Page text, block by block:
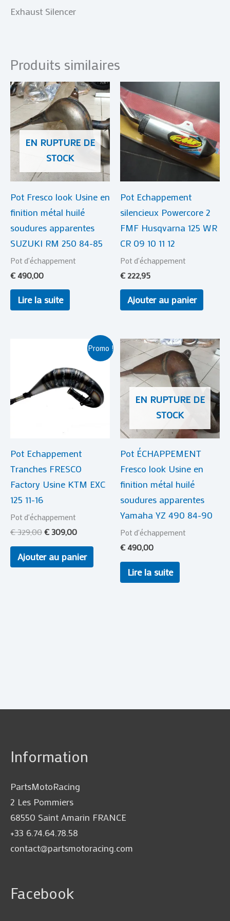
Exhaust Silencer
Produits similaires
EN RUPTURE DE
STOCK
Pot Fresco look Usine en
finition métal huilé
soudures apparentes
SUZUKI RM 250 84-85
Pot d'échappement
€490,00
Lire la suite
Pot Echappement
silencieux Powercore 2
FMF Husqvarna 125 WR
CR 09 10 11 12
Pot d'échappement
€ 222,95
Ajouter au panier
Promo !
Pot Echappement
Tranches FRESCO
Factory Usine KTM EXC
125 11-16
Pot d'échappement
€329,00
initial
était :
€ 329,00.
€309,00
prix
actuel
est :
€ 309,00.
Ajouter au panier
EN RUPTURE DE
STOCK
Pot ÉCHAPPEMENT
Fresco look Usine en
finition métal huilé
soudures apparentes
Yamaha YZ 490 84-90
Pot d'échappement
€490,00
Lire la suite
Information
PartsMotoRacing
2 Les Pommiers
68550 Saint Amarin FRANCE
+33 6.74.64.78.58
contact@partsmotoracing.com
Facebook